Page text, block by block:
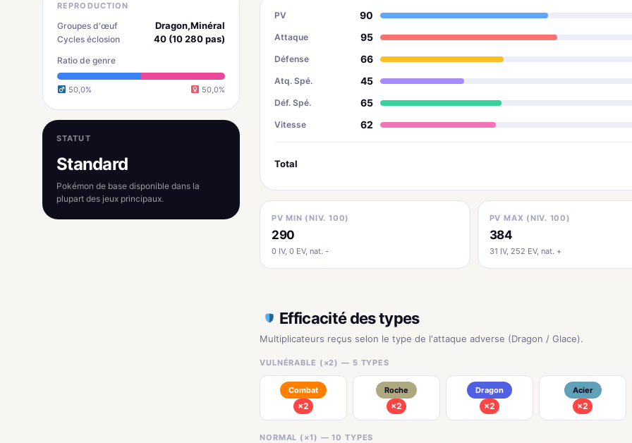
REPRODUCTION
Groupes d'œuf Dragon,Minéral
Cycles éclosion 40 (10 280 pas)
Ratio de genre
50,0% 50,0%
STATUT
Standard
Pokémon de base disponible dans la
plupart des jeux principaux.
PV 90
Attaque 95
Défense 66
Atq. Spé. 45
Déf. Spé. 65
Vitesse 62
Total
PV MIN (NIV. 100)
290
0 IV, 0 EV, nat. -
PV MAX (NIV. 100)
384
31 IV, 252 EV, nat. +
Efficacité des types
Multiplicateurs reçus selon le type de l'attaque adverse (Dragon / Glace).
VULNÉRABLE (×2) — 5 TYPES
Combat
×2
Roche
×2
Dragon
×2
Acier
×2
NORMAL (×1) — 10 TYPES